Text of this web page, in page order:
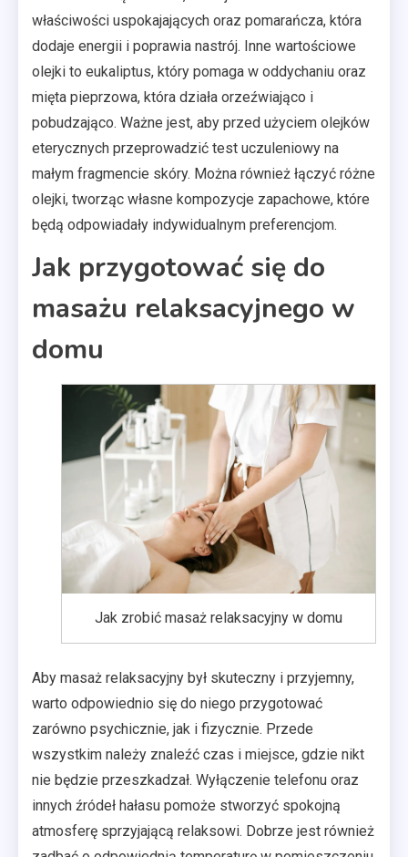
właściwości uspokajających oraz pomarańcza, która
dodaje energii i poprawia nastrój. Inne wartościowe
olejki to eukaliptus, który pomaga w oddychaniu oraz
mięta pieprzowa, która działa orzeźwiająco i
pobudzająco. Ważne jest, aby przed użyciem olejków
eterycznych przeprowadzić test uczuleniowy na
małym fragmencie skóry. Można również łączyć różne
olejki, tworząc własne kompozycje zapachowe, które
będą odpowiadały indywidualnym preferencjom.
Jak przygotować się do
masażu relaksacyjnego w
domu
Jak zrobić masaż relaksacyjny w domu
Aby masaż relaksacyjny był skuteczny i przyjemny,
warto odpowiednio się do niego przygotować
zarówno psychicznie, jak i fizycznie. Przede
wszystkim należy znaleźć czas i miejsce, gdzie nikt
nie będzie przeszkadzał. Wyłączenie telefonu oraz
innych źródeł hałasu pomoże stworzyć spokojną
atmosferę sprzyjającą relaksowi. Dobrze jest również